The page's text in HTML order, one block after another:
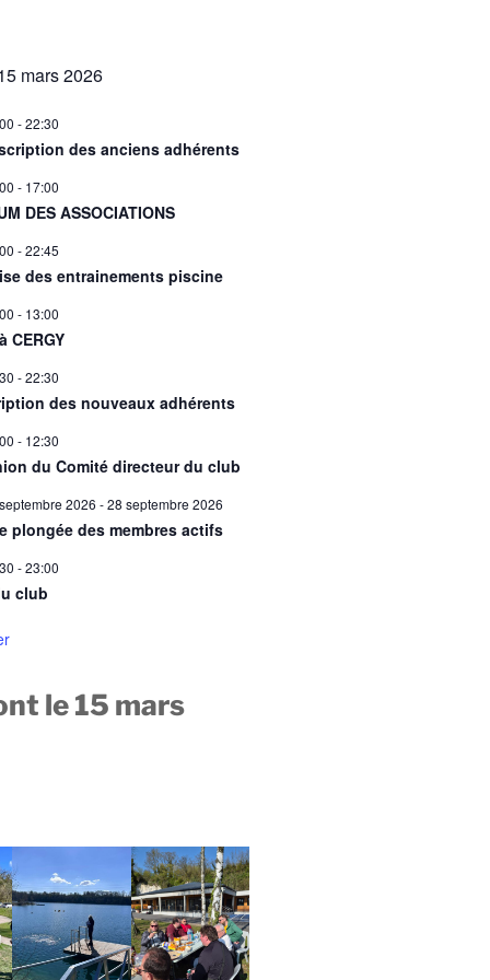
mars 2026
-22:30
des anciens adhérents
- 17:00
DES ASSOCIATIONS
-22:45
des entrainements piscine
- 13:00
CERGY
-22:30
des nouveaux adhérents
- 12:30
du Comité directeur du club
2026 -28 septembre 2026
plongée des membres actifs
-23:00
club
le 15 mars